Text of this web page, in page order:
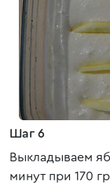
Шаг 6
Выкладываем
минут при 170